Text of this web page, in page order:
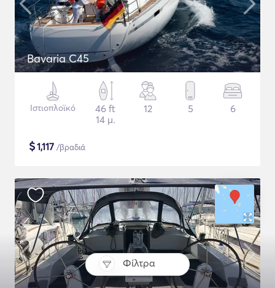
Φίλτρα
Bavaria C45
Ιστιοπλοϊκό
46 ft
14 μ.
12 5 6
$1,117 /βραδιά